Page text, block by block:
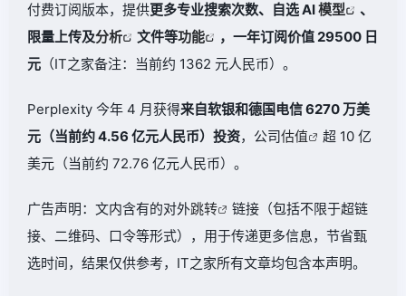
付费订阅版本，提供更多专业搜索次数、自选 AI模型
、
限量上传及分析 文件等功能
，一年订阅价值 29500 日
元 （IT之家备注：当前约 1362 元人民币）。
Perplexity 今年 4 月获得来自软银和德国电信 6270 万美
元（当前约 4.56 亿元人民币）投资，公司估值
超 10 亿
美元（当前约 72.76 亿元人民币）。
广告声明：文内含有的对外跳转
链接（包括不限于超链
接、二维码、口令等形式），用于传递更多信息，节省甄
选时间，结果仅供参考，IT之家所有文章均包含本声明。